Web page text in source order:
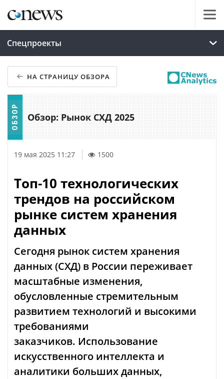
Спецпроекты
НА СТРАНИЦУ ОБЗОРА
Обзор: Рынок СХД 2025
19 мая 2025 11:27 1500
Топ-10 технологических
трендов на российском
рынке систем хранения
данных
Сегодня рынок систем хранения
данных (СХД) в России переживает
масштабные изменения,
обусловленные стремительным
развитием технологий и высокими
требованиями
заказчиков. Использование
искусственного интеллекта и
аналитики больших данных,